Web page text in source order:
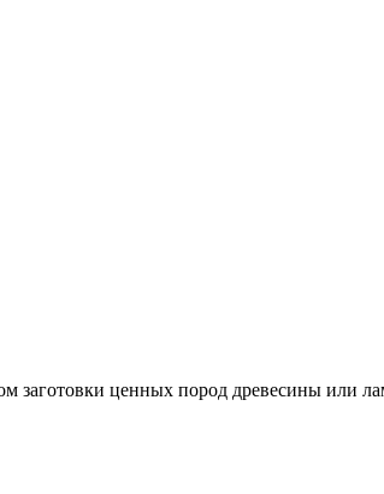
заготовки ценных пород древесины или